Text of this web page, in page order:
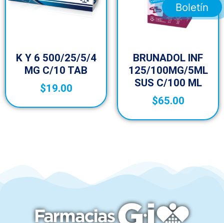
K Y 6 500/25/5/4
MG C/10 TAB
$19.00
BRUNADOL INF
125/100MG/5ML
SUS C/100 ML
$65.00
Boletín